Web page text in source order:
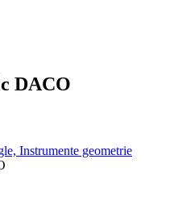
DACO
Instrumente geometrie